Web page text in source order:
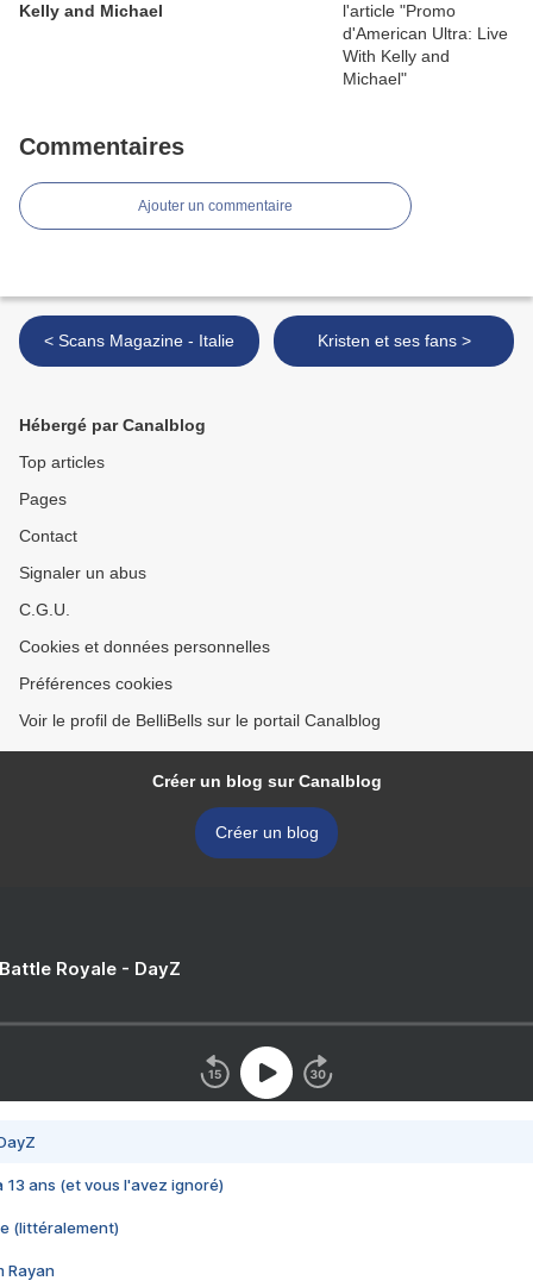
Kelly and Michael
Commentaires
Ajouter un commentaire
< Scans Magazine - Italie Kristen et ses fans >
Hébergé par Canalblog
Top articles
Pages
Contact
Signaler un abus
C.G.U.
Cookies et données personnelles
Préférences cookies
Voir le profil de BelliBells sur le portail Canalblog
Créer un blog sur Canalblog
Créer un blog
Royale - DayZ
13 ans (et vous l'avez ignoré)
(littéralement)
Rayan